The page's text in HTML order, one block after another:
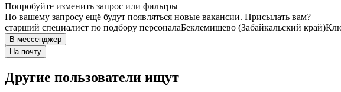
Попробуйте изменить запрос или фильтры
По вашему запросу ещё будут появляться новые вакансии. Присылать вам?
старший специалист по подбору персоналаБеклемишево (Забайкальский край)
В мессенджер
На почту
Другие пользователи ищут